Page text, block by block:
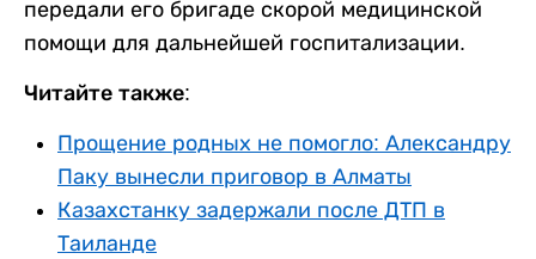
передали его бригаде скорой медицинской
помощи для дальнейшей госпитализации.
Читайте также:
Прощение родных не помогло: Александру
Паку вынесли приговор в Алматы
Казахстанку задержали после ДТП в
Таиланде